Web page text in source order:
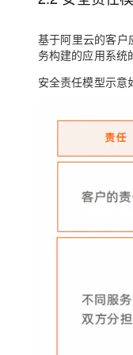
基于阿里云的客户
务构建的应用系统
安全责任模型示意